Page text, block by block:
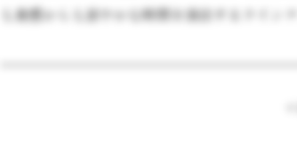
も食感からも涼やかな時間を演出するライン